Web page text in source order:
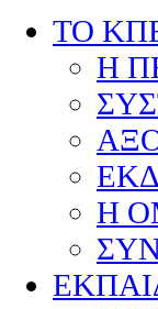
ΤΟ
Η
Η